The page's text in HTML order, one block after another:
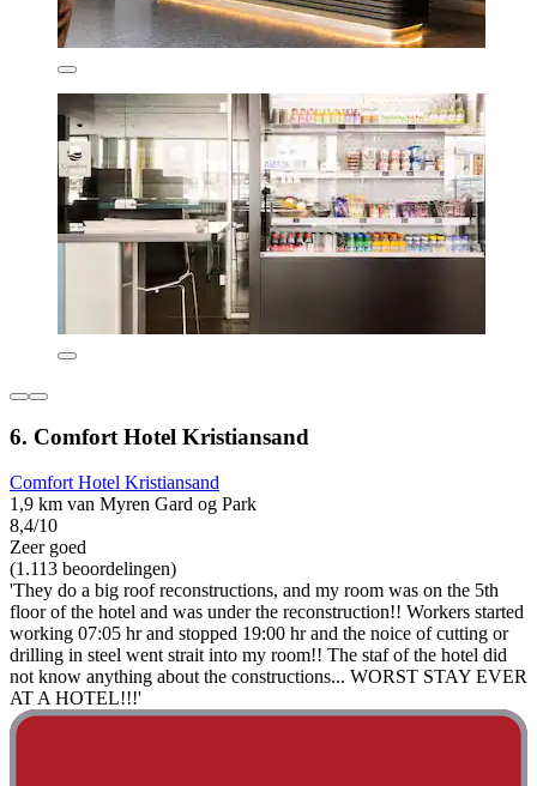
6. Comfort Hotel Kristiansand
Comfort Hotel Kristiansand
1,9 km van Myren Gard og Park
8,4/10
Zeer goed
(1.113 beoordelingen)
'They do a big roof reconstructions, and my room was on the 5th
floor of the hotel and was under the reconstruction!! Workers started
working 07:05 hr and stopped 19:00 hr and the noice of cutting or
drilling in steel went strait into my room!! The staf of the hotel did
not know anything about the constructions... WORST STAY EVER
AT A HOTEL!!!'